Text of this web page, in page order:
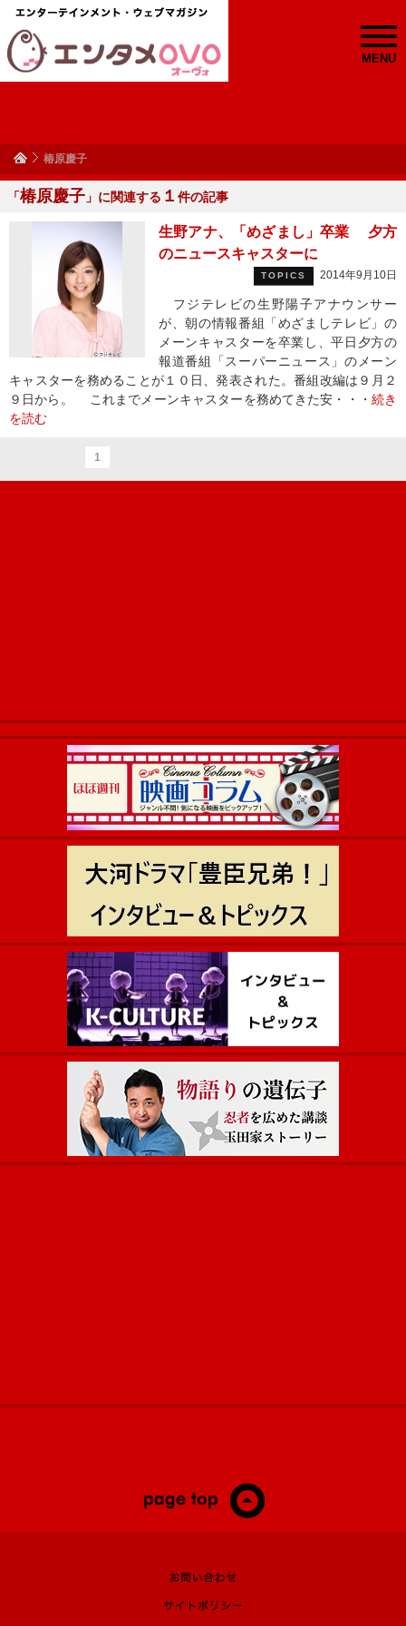
MENU
椿原慶子
「椿原慶子 」に関連する １ 件の記事
生野アナ、「めざまし」卒業 夕方
のニュースキャスターに
TOPICS 2014年9月10日
フジテレビの生野陽子アナウンサー
が、朝の情報番組「めざましテレビ」の
メーンキャスターを卒業し、平日夕方の
報道番組「スーパーニュース」のメーン
キャスターを務めることが１０日、発表された。番組改編は９月２
９日から。 これまでメーンキャスターを務めてきた安・・・ 続き
を読む
1